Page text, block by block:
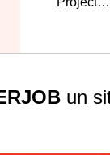
un